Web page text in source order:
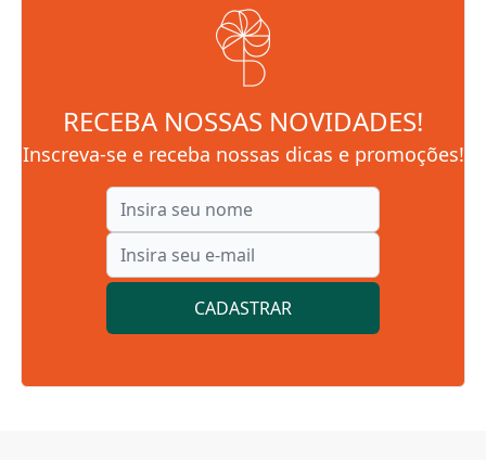
RECEBA NOSSAS NOVIDADES!
Inscreva-se e receba nossas dicas e promoções!
CADASTRAR